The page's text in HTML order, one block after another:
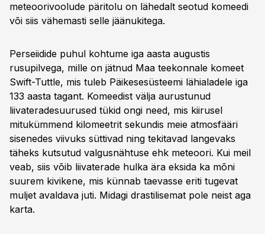
meteoorivoolude päritolu on lähedalt seotud komeedi
või siis vähemasti selle jäänukitega.
Perseiidide puhul kohtume iga aasta augustis
rusupilvega, mille on jätnud Maa teekonnale komeet
Swift-Tuttle, mis tuleb Päikesesüsteemi lähi­aladele iga
133 aasta tagant. Komeedist välja aurustunud
liivateradesuurused tükid ongi need, mis kiirusel
mitukümmend kilomeetrit sekundis meie atmosfääri
sisenedes viivuks süttivad ning tekitavad langevaks
täheks kutsutud valgus­nähtuse ehk meteoori. Kui meil
veab, siis võib liiva­terade hulka ära eksida ka mõni
suurem kivikene, mis künnab taevasse eriti tugevat
muljet avaldava juti. Midagi drastilisemat pole neist aga
karta.